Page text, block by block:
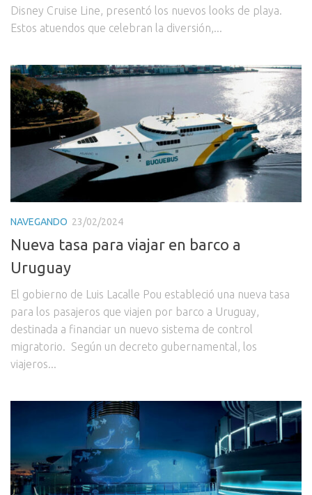
Disney Cruise Line, presentó los nuevos looks de playa.
Estos atuendos que celebran la diversión,...
NAVEGANDO 23/02/2024
Nueva tasa para viajar en barco a
Uruguay
El gobierno de Luis Lacalle Pou estableció una nueva tasa
para los pasajeros que viajen por barco a Uruguay,
destinada a financiar un nuevo sistema de control
migratorio. Según un decreto gubernamental, los
viajeros...